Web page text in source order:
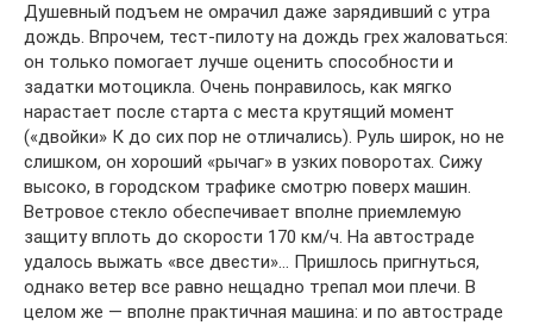
Душевный подъем не омрачил даже зарядивший с утра
дождь. Впрочем, тест-пилоту на дождь грех жаловаться:
он только помогает лучше оценить способности и
задатки мотоцикла. Очень понравилось, как мягко
нарастает после старта с места крутящий момент
(«двойки» К до сих пор не отличались). Руль широк, но не
слишком, он хороший «рычаг» в узких поворотах. Сижу
высоко, в городском трафике смотрю поверх машин.
Ветровое стекло обеспечивает вполне приемлемую
защиту вплоть до скорости 170 км/ч. На автостраде
удалось выжать «все двести»… Пришлось пригнуться,
однако ветер все равно нещадно трепал мои плечи. В
целом же — вполне практичная машина: и по автостраде